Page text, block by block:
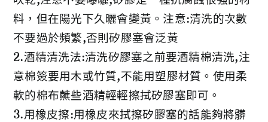
料，但在陽光下久曬會變黃。注意:清洗的次數
不要過於頻繁,否則矽膠塞會泛黃
2.酒精清洗法:清洗矽膠塞之前要酒精棉清洗,注
意棉簽要用木或竹質,不能用塑膠材質。使用柔
軟的棉布蘸些酒精輕輕擦拭矽膠塞即可。
3.用橡皮擦:用橡皮來拭擦矽膠塞的話能夠將髒